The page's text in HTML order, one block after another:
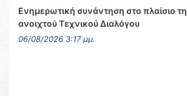
Ενημερωτική συνάντηση στο πλαίσιο
ανοιχτού Τεχνικού Διαλόγου
06/08/2026 3:17 μμ.